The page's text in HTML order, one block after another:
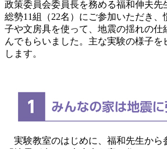
政策委員会委員長を務める福和伸夫先
総勢11組（22名）にご参加いただき
子や文房具を使って、地震の揺れの仕
んでもらいました。主な実験の様子を
します。
実験教室のはじめに、福和先生から